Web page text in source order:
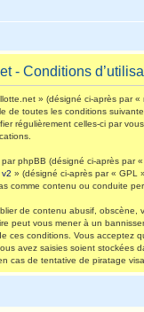
- Conditions
» (désigné ci-après par
de toutes les conditions
régulièrement celles-ci par
phpBB (désigné ci-après par
» (désigné ci-après par « GPL
comme contenu ou conduite
de contenu abusif, obscène,
peut vous mener à un
ces conditions. Vous acceptez
avez saisies soient stockées
cas de tentative de piratage